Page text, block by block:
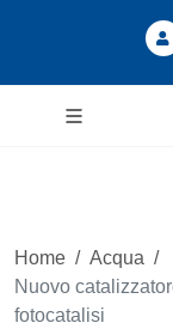
Home / Acqua /
Nuovo
fotocatalisi